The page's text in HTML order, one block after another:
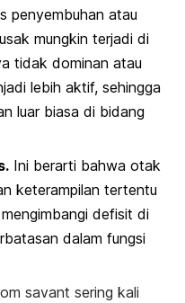
penyembuhan atau
mungkin terjadi di
tidak dominan atau
lebih aktif, sehingga
luar biasa di bidang
Ini berarti bahwa otak
keterampilan tertentu
defisit di
dalam fungsi
savant sering kali